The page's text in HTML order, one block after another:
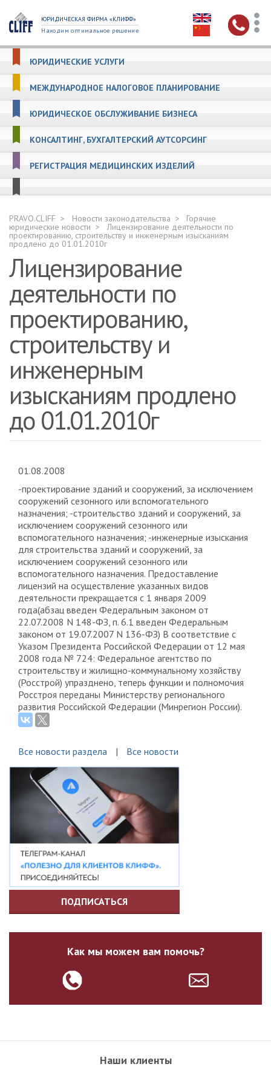
ЮРИДИЧЕСКАЯ ФИРМА «КЛИФФ»
Находим оптимальное решение
ЮРИДИЧЕСКИЕ УСЛУГИ
МЕЖДУНАРОДНОЕ НАЛОГОВОЕ ПЛАНИРОВАНИЕ
ЮРИДИЧЕСКОЕ ОБСЛУЖИВАНИЕ БИЗНЕСА
КОНСАЛТИНГ, БУХГАЛТЕРСКИЙ АУТСОРСИНГ
РЕГИСТРАЦИЯ МЕДИЦИНСКИХ ИЗДЕЛИЙ
PRAVO.CLIFF Новости законодательства Горячие
юридические новости Лицензирование деятельности по
проектированию, строительству и инженерным изысканиям
продлено до 01.01.2010г
Лицензирование
деятельности по
проектированию,
строительству и
инженерным
изысканиям продлено
до 01.01.2010г
01.08.2008
-проектирование зданий и сооружений, за исключением
сооружений сезонного или вспомогательного
назначения; -строительство зданий и сооружений, за
исключением сооружений сезонного или
вспомогательного назначения; -инженерные изыскания
для строительства зданий и сооружений, за
исключением сооружений сезонного или
вспомогательного назначения. Предоставление
лицензий на осуществление указанных видов
деятельности прекращается с 1 января 2009
года(абзац введен Федеральным законом от
22.07.2008 N 148-ФЗ, п. 6.1 введен Федеральным
законом от 19.07.2007 N 136-ФЗ) В соответствие с
Указом Президента Российской Федерации от 12 мая
2008 года № 724: Федеральное агентство по
строительству и жилищно-коммунальному хозяйству
(Росстрой) упразднено, теперь функции и полномочия
Росстроя переданы Министерству регионального
развития Российской Федерации (Минрегион России).
Все новости раздела Все новости
ПОДПИСАТЬСЯ
Как мы можем вам помочь?
Наши клиенты